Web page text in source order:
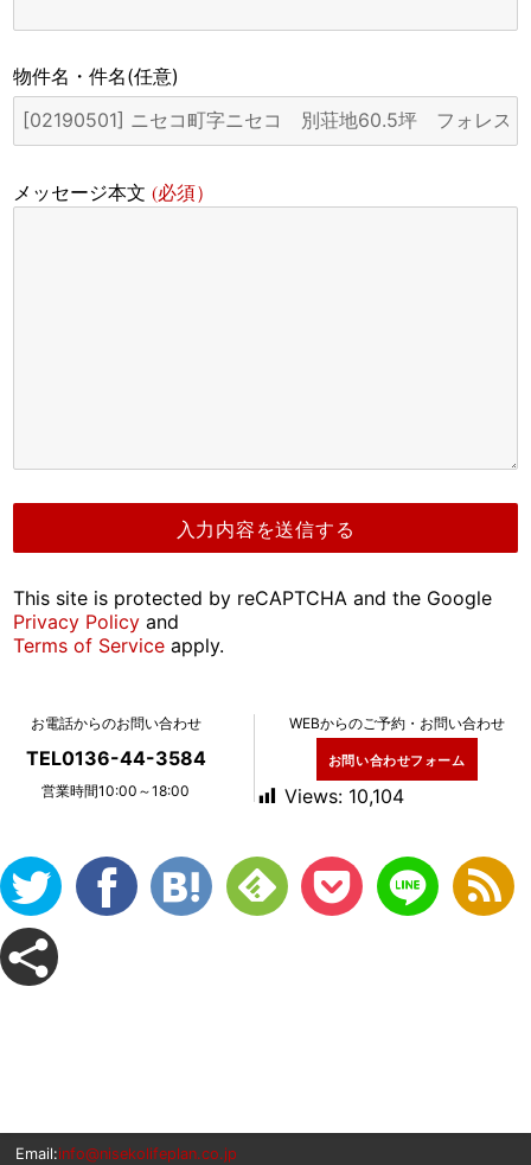
物件名・件名(任意)
メッセージ本文(必須）
This site is protected by reCAPTCHA and the Google
Privacy Policy and
Terms of Service apply.
お電話からのお問い合わせ
TEL0136-44-3584
営業時間10:00～18:00
WEBからのご予約・お問い合わせ
お問い合わせフォーム
Views: 10,104
Email:info@nisekolifeplan.co.jp